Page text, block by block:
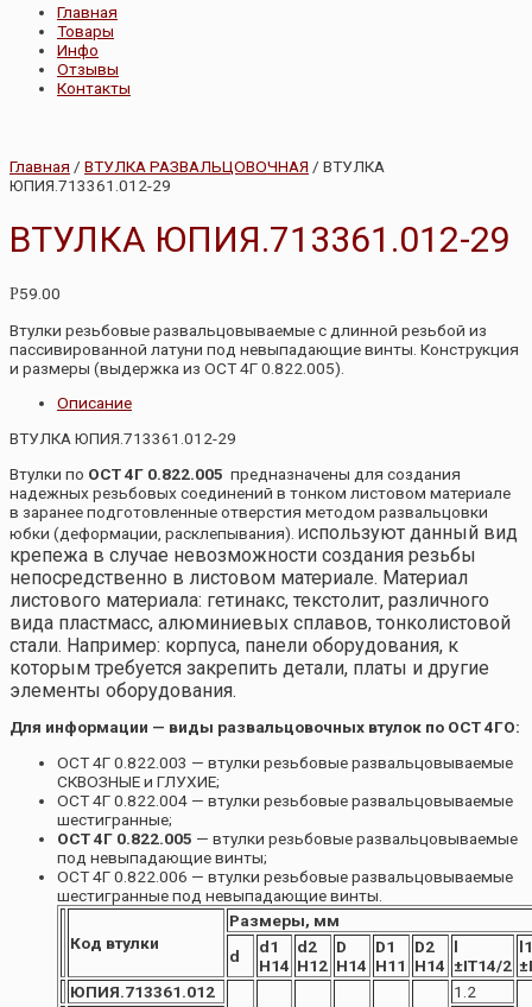
Главная
Товары
Инфо
Отзывы
Контакты
Главная / ВТУЛКА РАЗВАЛЬЦОВОЧНАЯ / ВТУЛКА
ЮПИЯ.713361.012-29
ВТУЛКА ЮПИЯ.713361.012-29
Р59.00
Втулки резьбовые развальцовываемые с длинной резьбой из
пассивированной латуни под невыпадающие винты. Конструкция
и размеры (выдержка из ОСТ 4Г 0.822.005).
Описание
ВТУЛКА ЮПИЯ.713361.012-29
Втулки по ОСТ 4Г 0.822.005 предназначены для создания
надежных резьбовых соединений в тонком листовом материале
в заранее подготовленные отверстия методом развальцовки
юбки (деформации, расклепывания). Используют данный вид
крепежа в случае невозможности создания резьбы
непосредственно в листовом материале. Материал
листового материала: гетинакс, текстолит, различного
вида пластмасс, алюминиевых сплавов, тонколистовой
стали. Например: корпуса, панели оборудования, к
которым требуется закрепить детали, платы и другие
элементы оборудования.
Для информации — виды развальцовочных втулок по ОСТ 4ГО:
ОСТ 4Г 0.822.003 — втулки резьбовые развальцовываемые
СКВОЗНЫЕ и ГЛУХИЕ;
ОСТ 4Г 0.822.004 — втулки резьбовые развальцовываемые
шестигранные;
ОСТ 4Г 0.822.005 — втулки резьбовые развальцовываемые
под невыпадающие винты;
ОСТ 4Г 0.822.006 — втулки резьбовые развальцовываемые
шестигранные под невыпадающие винты.
Код втулки
Размеры, мм
d
d1
H14
d2
H12
D
H14
D1
H11
D2
H14
l
±IT14/2
l1
ЮПИЯ.713361.012
1.2